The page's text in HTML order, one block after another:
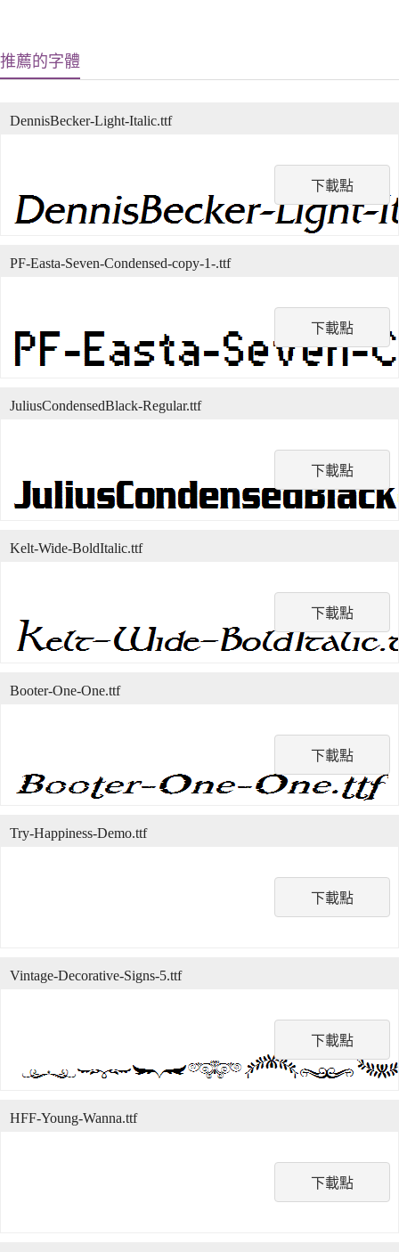
推薦的字體
下載點
DennisBecker-Light-Italic.ttf
下載點
PF-Easta-Seven-Condensed-copy-1-.ttf
下載點
JuliusCondensedBlack-Regular.ttf
下載點
Kelt-Wide-BoldItalic.ttf
下載點
Booter-One-One.ttf
下載點
Try-Happiness-Demo.ttf
下載點
Vintage-Decorative-Signs-5.ttf
下載點
HFF-Young-Wanna.ttf